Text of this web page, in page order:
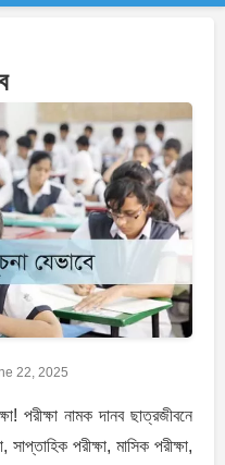
22, 2025
পরীক্ষা নামক দানব ছাত্রজীবনে
পরীক্ষা, মাসিক পরীক্ষা,